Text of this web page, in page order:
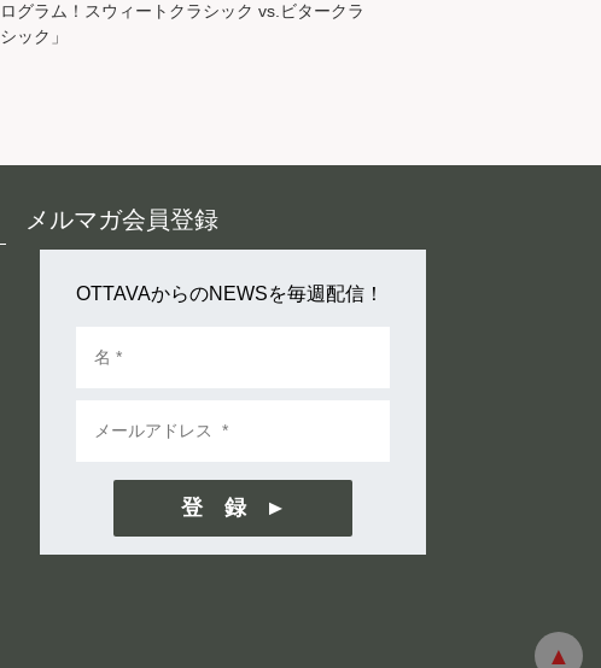
ログラム！スウィートクラシック vs.ビタークラ
シック」
メルマガ会員登録
OTTAVAからのNEWSを毎週配信！
登 録